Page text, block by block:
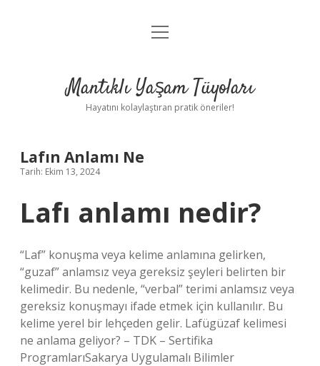
Anasayfa
Yasal Uyarı
menüyü
Mantıklı Yaşam Tüyoları
Hayatını kolaylaştıran pratik öneriler!
Lafın Anlamı Ne
Tarih: Ekim 13, 2024
Lafı anlamı nedir?
“Laf” konuşma veya kelime anlamına gelirken,
“guzaf” anlamsız veya gereksiz şeyleri belirten bir
kelimedir. Bu nedenle, “verbal” terimi anlamsız veya
gereksiz konuşmayı ifade etmek için kullanılır. Bu
kelime yerel bir lehçeden gelir. Lafügüzaf kelimesi
ne anlama geliyor? – TDK – Sertifika
ProgramlarıSakarya Uygulamalı Bilimler